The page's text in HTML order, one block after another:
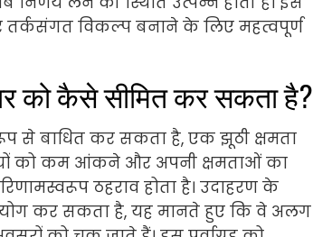
तर्कसंगत विकल्प बनाने के लिए महत्वपूर्ण
को कैसे सीमित कर सकता है?
से बाधित कर सकता है, एक झूठी क्षमता
को कम आंकने और अपनी क्षमताओं का
ठहराव होता है। उदाहरण के
कर सकता है, यह मानते हुए कि वे अलग